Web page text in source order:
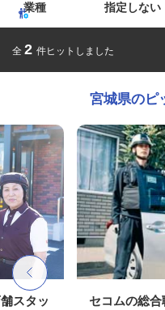
業種 指定しない
全 2 件ヒットしました
宮城県のピ
スタッ セコムの総合